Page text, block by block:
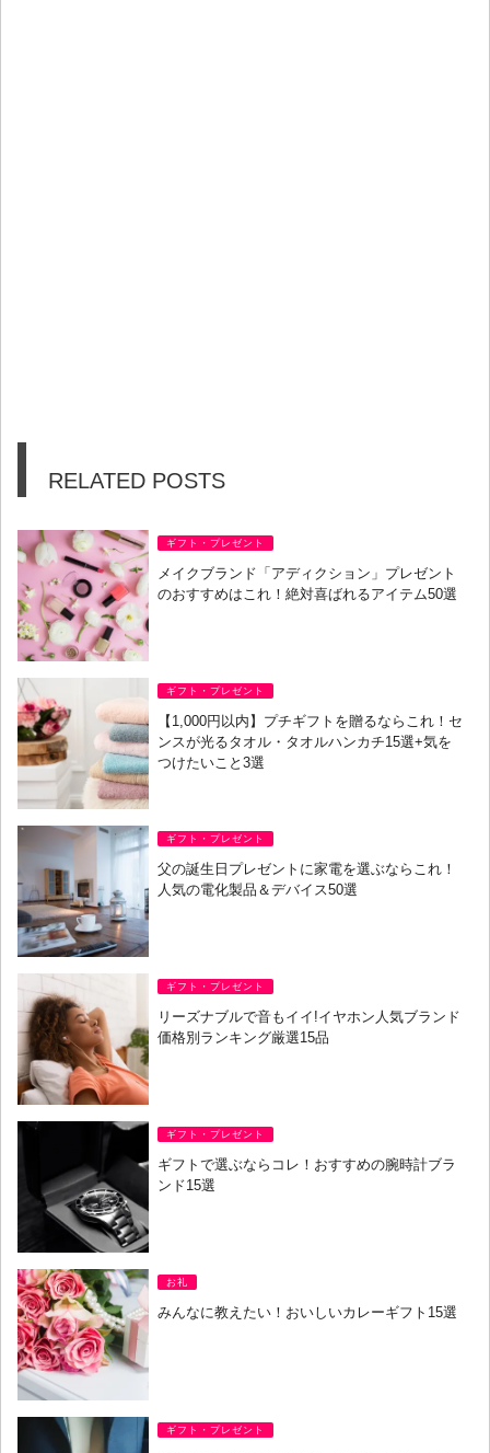
RELATED POSTS
ギフト・プレゼント
メイクブランド「アディクション」プレゼント
のおすすめはこれ！絶対喜ばれるアイテム50選
ギフト・プレゼント
【1,000円以内】プチギフトを贈るならこれ！セ
ンスが光るタオル・タオルハンカチ15選+気を
つけたいこと3選
ギフト・プレゼント
父の誕生日プレゼントに家電を選ぶならこれ！
人気の電化製品＆デバイス50選
ギフト・プレゼント
リーズナブルで音もイイ!イヤホン人気ブランド
価格別ランキング厳選15品
ギフト・プレゼント
ギフトで選ぶならコレ！おすすめの腕時計ブラ
ンド15選
お礼
みんなに教えたい！おいしいカレーギフト15選
ギフト・プレゼント